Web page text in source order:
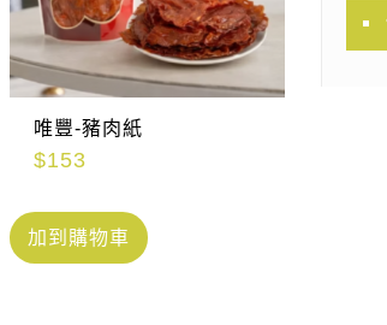
唯豐-豬肉紙
$153
加到購物車